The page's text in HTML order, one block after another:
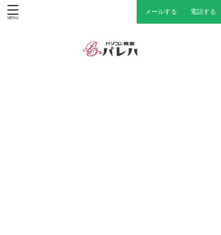
メールする 電話する